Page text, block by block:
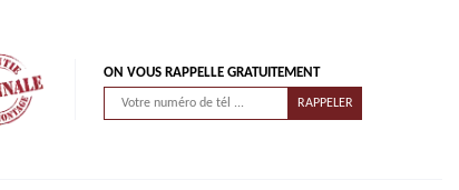
ON VOUS RAPPELLE GRATUITEMENT